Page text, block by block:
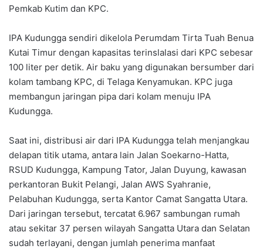
Pemkab Kutim dan KPC.
IPA Kudungga sendiri dikelola Perumdam Tirta Tuah Benua
Kutai Timur dengan kapasitas terinslalasi dari KPC sebesar
100 liter per detik. Air baku yang digunakan bersumber dari
kolam tambang KPC, di Telaga Kenyamukan. KPC juga
membangun jaringan pipa dari kolam menuju IPA
Kudungga.
Saat ini, distribusi air dari IPA Kudungga telah menjangkau
delapan titik utama, antara lain Jalan Soekarno-Hatta,
RSUD Kudungga, Kampung Tator, Jalan Duyung, kawasan
perkantoran Bukit Pelangi, Jalan AWS Syahranie,
Pelabuhan Kudungga, serta Kantor Camat Sangatta Utara.
Dari jaringan tersebut, tercatat 6.967 sambungan rumah
atau sekitar 37 persen wilayah Sangatta Utara dan Selatan
sudah terlayani, dengan jumlah penerima manfaat